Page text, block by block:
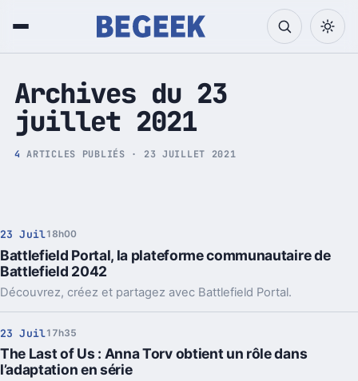
Tech et Pop culture
Archives du 23
juillet 2021
4 ARTICLES PUBLIÉS · 23 JUILLET 2021
23 Juil18h00
Battlefield Portal, la plateforme communautaire de
Battlefield 2042
Découvrez, créez et partagez avec Battlefield Portal.
23 Juil17h35
The Last of Us : Anna Torv obtient un rôle dans
l’adaptation en série